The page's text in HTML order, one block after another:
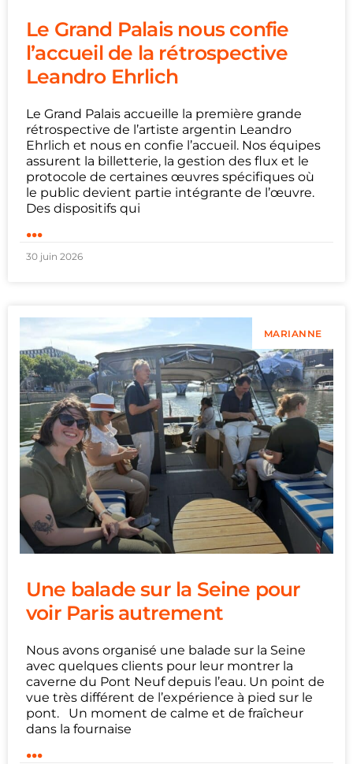
Le Grand Palais nous confie
l’accueil de la rétrospective
Leandro Ehrlich
Le Grand Palais accueille la première grande
rétrospective de l’artiste argentin Leandro
Ehrlich et nous en confie l’accueil. Nos équipes
assurent la billetterie, la gestion des flux et le
protocole de certaines œuvres spécifiques où
le public devient partie intégrante de l’œuvre.
Des dispositifs qui
...
30 juin 2026
MARIANNE
Une balade sur la Seine pour
voir Paris autrement
Nous avons organisé une balade sur la Seine
avec quelques clients pour leur montrer la
caverne du Pont Neuf depuis l’eau. Un point de
vue très différent de l’expérience à pied sur le
pont. Un moment de calme et de fraîcheur
dans la fournaise
...